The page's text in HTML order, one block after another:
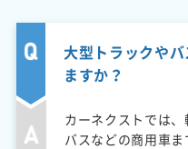
大型トラックや
ますか？
カーネクストでは、
バスなどの商用車ま